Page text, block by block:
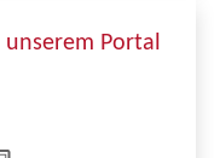
Portal